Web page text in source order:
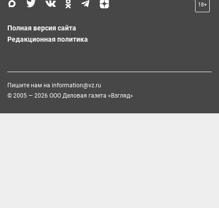
18+
Полная версия сайта
Редакционная политика
Пишите нам на information@vz.ru
© 2005 — 2026 ООО Деловая газета «Взгляд»